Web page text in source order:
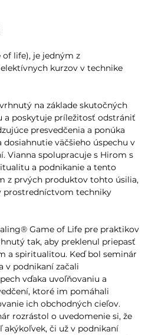
of life), je jedným z
kurzov v technike
na základe skutočných
a poskytuje príležitosť odstrániť
presvedčenia a ponúka
väčšieho úspechu v
Vianna spolupracuje s Hirom s
a podnikanie a tento
z prvých produktov tohto úsilia,
prostredníctvom techniky
Game of Life pre praktikov
tak, aby preklenul priepasť
a spiritualitou. Keď bol seminár
v podnikaní začali
vďaka uvoľňovaniu a
ktoré im pomáhali
ich obchodných cieľov.
rozrástol o uvedomenie si, že
akýkoľvek, či už v podnikaní